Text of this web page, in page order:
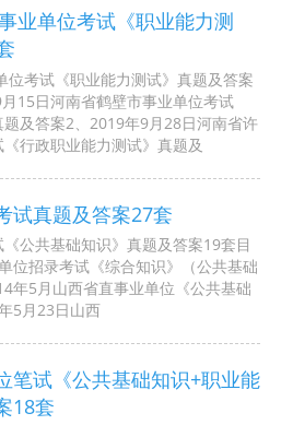
业单位考试《职业能力测
位考试《职业能力测试》真题及答案
15日河南省鹤壁市事业单位考试
题及答案2、2019年9月28日河南省许
行政职业能力测试》真题及
试真题及答案27套
公共基础知识》真题及答案19套目
位招录考试《综合知识》（公共基础
年5月山西省直事业单位《公共基础
5月23日山西
笔试《公共基础知识+职业能
18套